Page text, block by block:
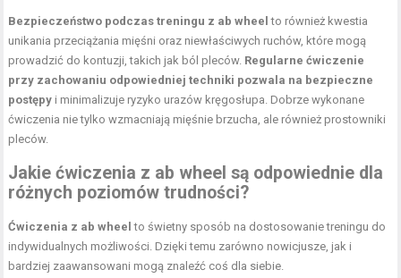
Bezpieczeństwo podczas treningu z ab wheel to również kwestia
unikania przeciążania mięśni oraz niewłaściwych ruchów, które mogą
prowadzić do kontuzji, takich jak ból pleców. Regularne ćwiczenie
przy zachowaniu odpowiedniej techniki pozwala na bezpieczne
postępy i minimalizuje ryzyko urazów kręgosłupa. Dobrze wykonane
ćwiczenia nie tylko wzmacniają mięśnie brzucha, ale również prostowniki
pleców.
Jakie ćwiczenia z ab wheel są odpowiednie dla
różnych poziomów trudności?
Ćwiczenia z ab wheel to świetny sposób na dostosowanie treningu do
indywidualnych możliwości. Dzięki temu zarówno nowicjusze, jak i
bardziej zaawansowani mogą znaleźć coś dla siebie.